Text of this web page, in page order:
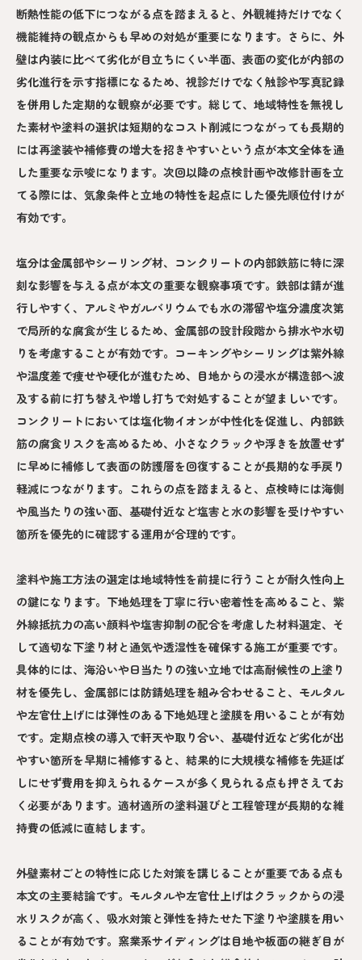
断熱性能の低下につながる点を踏まえると、外観維持だけでなく
機能維持の観点からも早めの対処が重要になります。さらに、外
壁は内装に比べて劣化が目立ちにくい半面、表面の変化が内部の
劣化進行を示す指標になるため、視診だけでなく触診や写真記録
を併用した定期的な観察が必要です。総じて、地域特性を無視し
た素材や塗料の選択は短期的なコスト削減につながっても長期的
には再塗装や補修費の増大を招きやすいという点が本文全体を通
した重要な示唆になります。次回以降の点検計画や改修計画を立
てる際には、気象条件と立地の特性を起点にした優先順位付けが
有効です。
塩分は金属部やシーリング材、コンクリートの内部鉄筋に特に深
刻な影響を与える点が本文の重要な観察事項です。鉄部は錆が進
行しやすく、アルミやガルバリウムでも水の滞留や塩分濃度次第
で局所的な腐食が生じるため、金属部の設計段階から排水や水切
りを考慮することが有効です。コーキングやシーリングは紫外線
や温度差で痩せや硬化が進むため、目地からの浸水が構造部へ波
及する前に打ち替えや増し打ちで対処することが望ましいです。
コンクリートにおいては塩化物イオンが中性化を促進し、内部鉄
筋の腐食リスクを高めるため、小さなクラックや浮きを放置せず
に早めに補修して表面の防護層を回復することが長期的な手戻り
軽減につながります。これらの点を踏まえると、点検時には海側
や風当たりの強い面、基礎付近など塩害と水の影響を受けやすい
箇所を優先的に確認する運用が合理的です。
塗料や施工方法の選定は地域特性を前提に行うことが耐久性向上
の鍵になります。下地処理を丁寧に行い密着性を高めること、紫
外線抵抗力の高い顔料や塩害抑制の配合を考慮した材料選定、そ
して適切な下塗り材と通気や透湿性を確保する施工が重要です。
具体的には、海沿いや日当たりの強い立地では高耐候性の上塗り
材を優先し、金属部には防錆処理を組み合わせること、モルタル
や左官仕上げには弾性のある下地処理と塗膜を用いることが有効
です。定期点検の導入で軒天や取り合い、基礎付近など劣化が出
やすい箇所を早期に補修すると、結果的に大規模な補修を先延ば
しにせず費用を抑えられるケースが多く見られる点も押さえてお
く必要があります。適材適所の塗料選びと工程管理が長期的な維
持費の低減に直結します。
外壁素材ごとの特性に応じた対策を講じることが重要である点も
本文の主要結論です。モルタルや左官仕上げはクラックからの浸
水リスクが高く、吸水対策と弾性を持たせた下塗りや塗膜を用い
ることが有効です。窯業系サイディングは目地や板面の継ぎ目が